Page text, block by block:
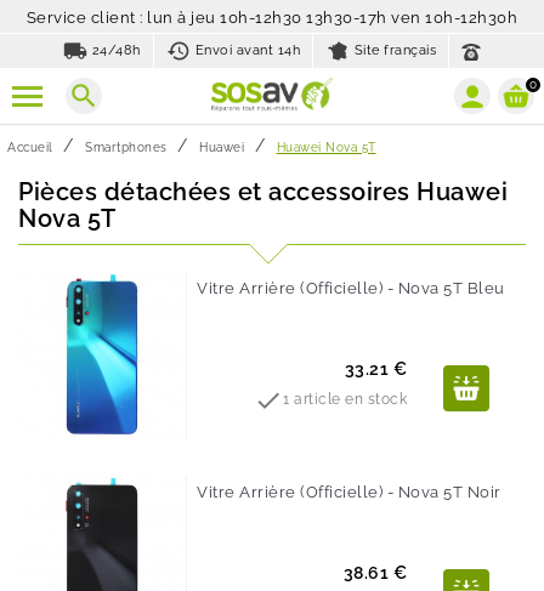
Service client : lun à jeu 10h-12h30 13h30-17h ven 10h-12h30h
local_shipping 24/48h history_toggle_off
Envoi avant 14h Site français
search 0
Accueil Smartphones Huawei Huawei Nova 5T
Pièces détachées et accessoires Huawei
Nova 5T
Vitre Arrière (Officielle) - Nova 5T Bleu
Prix
33.21 €
1 article en stock
Vitre Arrière (Officielle) - Nova 5T Noir
Prix
38.61 €